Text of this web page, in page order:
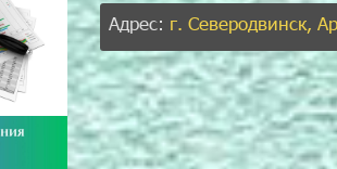
Адрес: г. Северодвинск,